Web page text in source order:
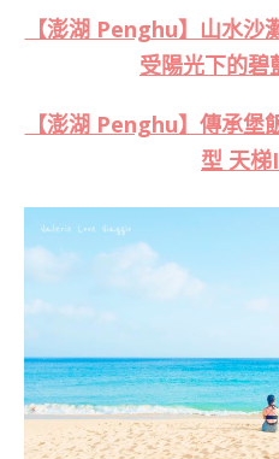
【澎湖 Penghu】山水沙
受陽光下的碧
【澎湖 Penghu】傳承堡
型 天梯